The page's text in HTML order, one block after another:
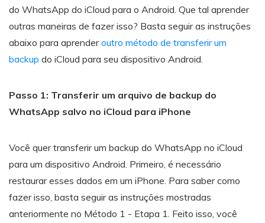
do WhatsApp do iCloud para o Android. Que tal aprender
outras maneiras de fazer isso? Basta seguir as instruções
abaixo para aprenderoutro método de transferir um
backup do iCloud para seu dispositivo Android.
Passo 1: Transferir um arquivo de backup do
WhatsApp salvo no iCloud para iPhone
Você quer transferir um backup do WhatsApp no iCloud
para um dispositivo Android. Primeiro, é necessário
restaurar esses dados em um iPhone. Para saber como
fazer isso, basta seguir as instruções mostradas
anteriormente no Método 1 - Etapa 1. Feito isso, você